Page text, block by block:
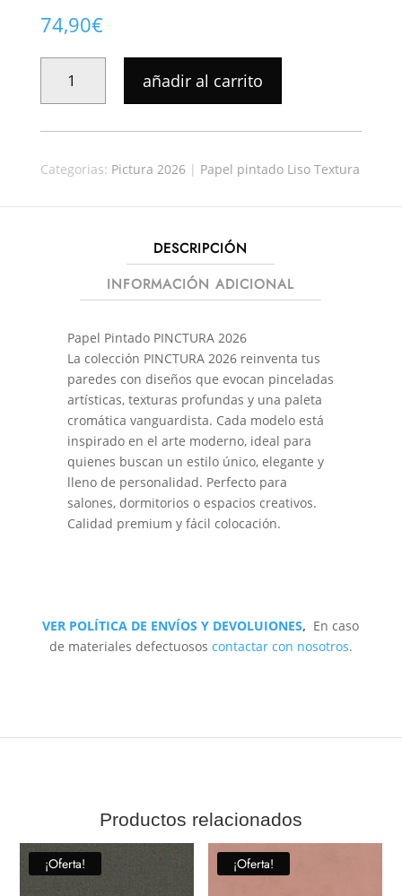
74,90€
PINTADO
PICTURA
24493
añadir al carrito
Categorias: Pictura 2026| Papel pintado Liso Textura
DESCRIPCIÓN
INFORMACIÓN ADICIONAL
Papel Pintado PINCTURA 2026
La colección PINCTURA 2026 reinventa tus
paredes con diseños que evocan pinceladas
artísticas, texturas profundas y una paleta
cromática vanguardista. Cada modelo está
inspirado en el arte moderno, ideal para
quienes buscan un estilo único, elegante y
lleno de personalidad. Perfecto para
salones, dormitorios o espacios creativos.
Calidad premium y fácil colocación.
VER POLÍTICA DE ENVÍOS Y DEVOLUIONES, En caso
de materiales defectuosos contactar con nosotros.
Productos relacionados
¡Oferta! ¡Oferta!